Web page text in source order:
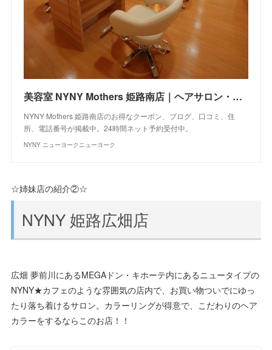
美容室 NYNY Mothers 姫路南店｜ヘアサロン・美容院｜ニューヨークニューヨーク
NYNY Mothers 姫路南店のお得なクーポン、ブログ、口コミ、住
所、電話番号が掲載中。24時間ネット予約受付中。
NYNY ニューヨークニューヨーク
☆姉妹店の紹介②☆
NYNY 姫路広畑店
広畑 夢前川にあるMEGAドン・キホーテ内にあるニュータイプの
NYNY★カフェのような雰囲気の店内で、お買い物ついでにゆっ
たり落ち着けるサロン。カラーリングが得意で、こだわりのヘア
カラーをするならこのお店！！